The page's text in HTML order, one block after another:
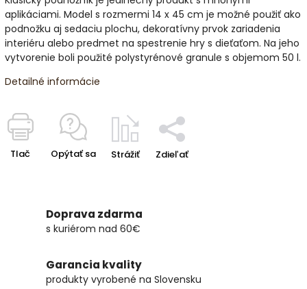
aplikáciami. Model s rozmermi 14 x 45 cm je možné použiť ako
podnožku aj sedaciu plochu, dekoratívny prvok zariadenia
interiéru alebo predmet na spestrenie hry s dieťaťom. Na jeho
vytvorenie boli použité polystyrénové granule s objemom 50 l.
Detailné informácie
Tlač Opýtať sa Strážiť Zdieľať
Doprava zdarma
s kuriérom nad 60€
Garancia kvality
produkty vyrobené na Slovensku